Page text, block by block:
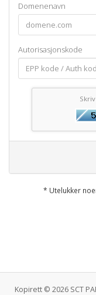
Domenenavn
Autorisasjonskode
* Utelukker
Kopirett © 2026 SCT